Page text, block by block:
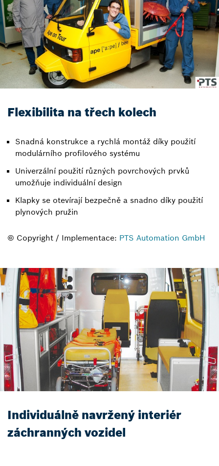
Flexibilita na třech kolech
Snadná konstrukce a rychlá montáž díky použití
modulárního profilového systému
Univerzální použití různých povrchových prvků
umožňuje individuální design
Klapky se otevírají bezpečně a snadno díky použití
plynových pružin
© Copyright / Implementace: PTS Automation GmbH
Individuálně navržený interiér
záchranných vozidel